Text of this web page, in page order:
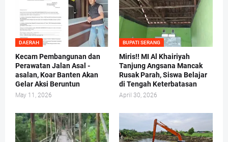
DAERAH
Kecam Pembangunan dan
Perawatan Jalan Asal -
asalan, Koar Banten Akan
Gelar Aksi Beruntun
May 11, 2026
BUPATI SERANG
Miris!! MI Al Khairiyah
Tanjung Angsana Mancak
Rusak Parah, Siswa Belajar
di Tengah Keterbatasan
April 30, 2026